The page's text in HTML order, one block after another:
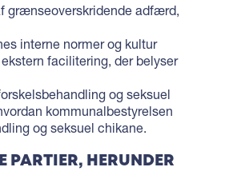
grænseoverskridende adfærd,
interne normer og kultur
facilitering, der belyser
og seksuel
kommunalbestyrelsen
og seksuel chikane.
PARTIER, HERUNDER